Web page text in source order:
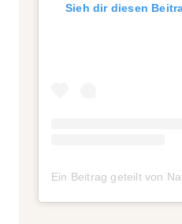
Sieh dir diesen